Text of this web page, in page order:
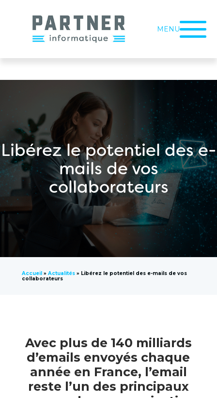
MENU
Libérez le potentiel des e-
mails de vos
collaborateurs
Accueil» Actualités» Libérez le potentiel des e-mails de vos
collaborateurs
Avec plus de 140 milliards
d’emails envoyés chaque
année en France, l’email
reste l’un des principaux